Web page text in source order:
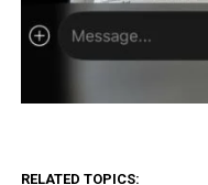
RELATED TOPICS: